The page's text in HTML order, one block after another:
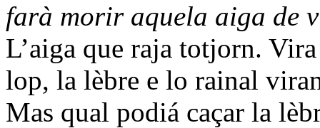
farà morir aquela aiga de
L’aiga que raja totjorn.
lop, la lèbre e lo rainal
Mas qual podiá caçar la